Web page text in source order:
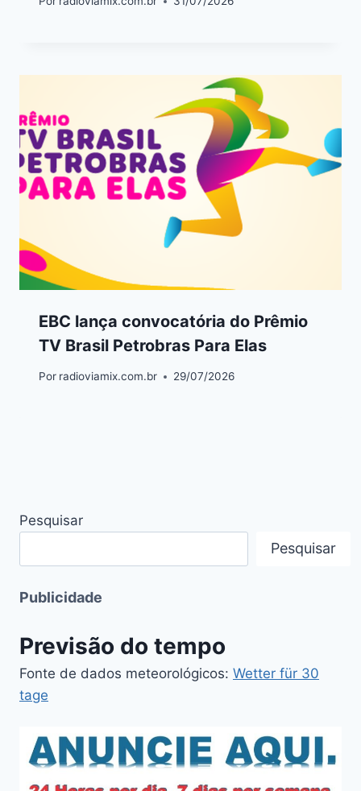
EBC lança convocatória do Prêmio
TV Brasil Petrobras Para Elas
Por radioviamix.com.br 29/07/2026
Pesquisar
Pesquisar
Publicidade
Previsão do tempo
Fonte de dados meteorológicos: Wetter für 30
tage